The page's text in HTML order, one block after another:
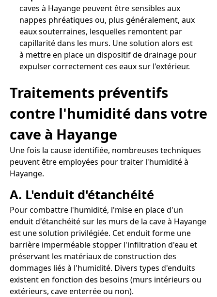
caves à Hayange peuvent être sensibles aux
nappes phréatiques ou, plus généralement, aux
eaux souterraines, lesquelles remontent par
capillarité dans les murs. Une solution alors est
à mettre en place un dispositif de drainage pour
expulser correctement ces eaux sur l'extérieur.
Traitements préventifs
contre l'humidité dans votre
cave à Hayange
Une fois la cause identifiée, nombreuses techniques
peuvent être employées pour traiter l'humidité à
Hayange.
A. L'enduit d'étanchéité
Pour combattre l'humidité, l'mise en place d'un
enduit d'étanchéité sur les murs de la cave à Hayange
est une solution privilégiée. Cet enduit forme une
barrière imperméable stopper l'infiltration d'eau et
préservant les matériaux de construction des
dommages liés à l'humidité. Divers types d'enduits
existent en fonction des besoins (murs intérieurs ou
extérieurs, cave enterrée ou non).